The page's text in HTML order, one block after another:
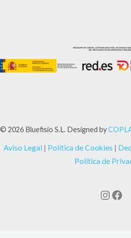
© 2026 Bluefisio S.L. Designed by
Aviso Legal | Política de Cookies |
Política de